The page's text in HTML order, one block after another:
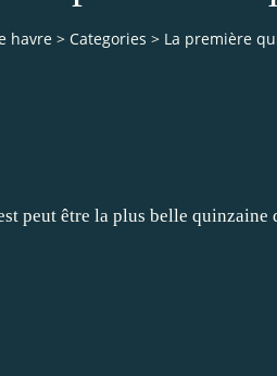
havre > Categories > La première
peut être la plus belle